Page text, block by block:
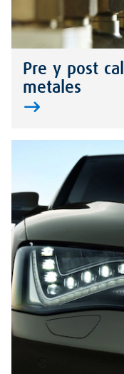
Pre y post
metales